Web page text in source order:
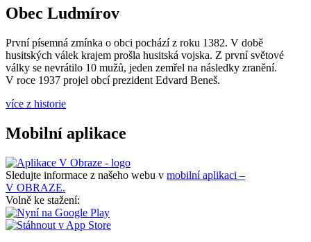
Obec Ludmírov
První písemná zmínka o obci pochází z roku 1382. V době
husitských válek krajem prošla husitská vojska. Z první světové
války se nevrátilo 10 mužů, jeden zemřel na následky zranění.
V roce 1937 projel obcí prezident Edvard Beneš.
více z historie
Mobilní aplikace
Sledujte informace z našeho webu v mobilní aplikaci –
V OBRAZE.
Volně ke stažení: